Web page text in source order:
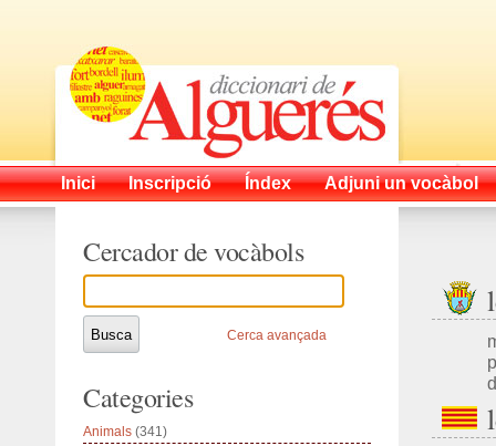
Inici Inscripció Índex Adjuni un vocàbol
Cercador de vocàbols
Cerca avançada
Categories
Animals (341)